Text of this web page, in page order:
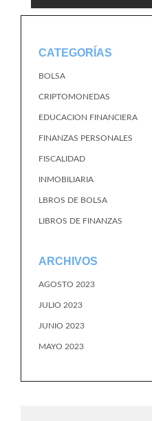
CATEGORÍAS
BOLSA
CRIPTOMONEDAS
EDUCACION FINANCIERA
FINANZAS PERSONALES
FISCALIDAD
INMOBILIARIA
LBROS DE BOLSA
LIBROS DE FINANZAS
ARCHIVOS
AGOSTO 2023
JULIO 2023
JUNIO 2023
MAYO 2023